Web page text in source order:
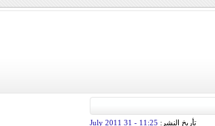
تأريخ النشر: 11:25
- 31 July 2011